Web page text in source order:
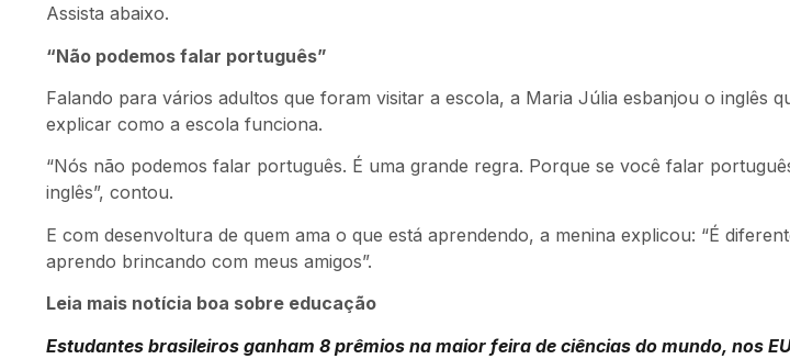
Assista abaixo.
“Não podemos falar português”
Falando para vários adultos que foram visitar a escola, a Maria Júlia esbanjou o inglês
explicar como a escola funciona.
“Nós não podemos falar português. É uma grande regra. Porque se você falar
inglês”, contou.
E com desenvoltura de quem ama o que está aprendendo, a menina explicou: “É
aprendo brincando com meus amigos”.
Leia mais notícia boa sobre educação
Estudantes brasileiros ganham 8 prêmios na maior feira de ciências do mundo, nos